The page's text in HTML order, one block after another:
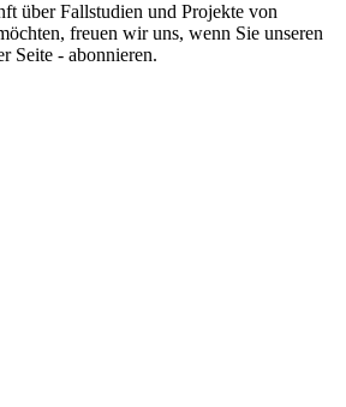
über Fallstudien und Projekte von
freuen wir uns, wenn Sie unseren
Seite - abonnieren.